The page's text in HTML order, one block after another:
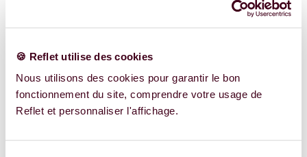
🍪 Reflet utilise des cookies
Nous utilisons des cookies pour garantir le bon
fonctionnement du site, comprendre votre usage de
Reflet et personnaliser l'affichage.
Plus de 400 femmes déjà accompagnées !